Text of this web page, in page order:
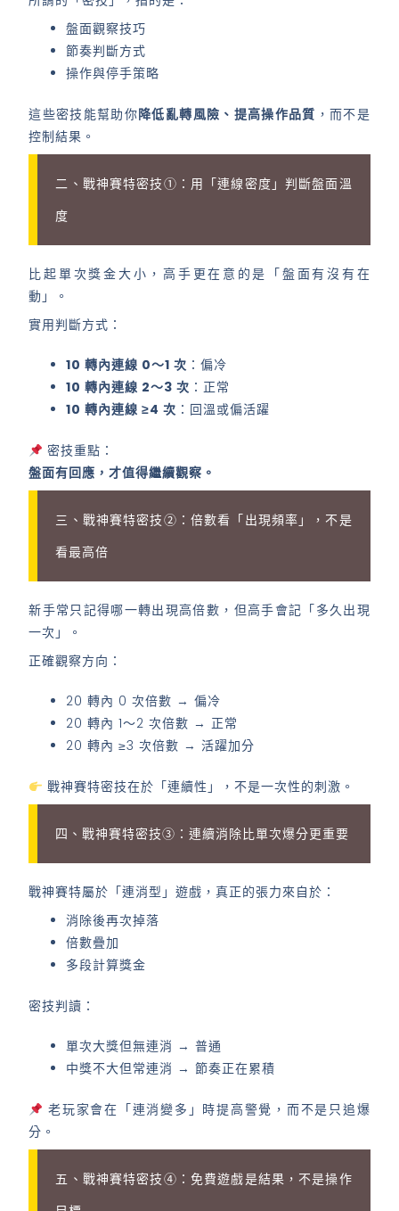
盤面觀察技巧
節奏判斷方式
操作與停手策略
這些密技能幫助你降低亂轉風險、提高操作品質 ，而不是
控制結果。
二、戰神賽特密技①：用「連線密度」判斷盤面溫
度
比起單次獎金大小，高手更在意的是「盤面有沒有在
動」。
實用判斷方式：
10 轉內連線 0～1 次 ：偏冷
10 轉內連線 2～3 次 ：正常
10 轉內連線 ≥4 次 ：回溫或偏活躍
密技重點：
盤面有回應，才值得繼續觀察。
三、戰神賽特密技②：倍數看「出現頻率」，不是
看最高倍
新手常只記得哪一轉出現高倍數，但高手會記「多久出現
一次」。
正確觀察方向：
20 轉內 0 次倍數 → 偏冷
20 轉內 1～2 次倍數 → 正常
20 轉內 ≥3 次倍數 → 活躍加分
戰神賽特密技在於「連續性」，不是一次性的刺激。
四、戰神賽特密技③：連續消除比單次爆分更重要
戰神賽特屬於「連消型」遊戲，真正的張力來自於：
消除後再次掉落
倍數疊加
多段計算獎金
密技判讀：
單次大獎但無連消 → 普通
中獎不大但常連消 → 節奏正在累積
老玩家會在「連消變多」時提高警覺，而不是只追爆
分。
五、戰神賽特密技④：免費遊戲是結果，不是操作